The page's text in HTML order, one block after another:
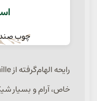
چوب
خاص، آرام و بسیار